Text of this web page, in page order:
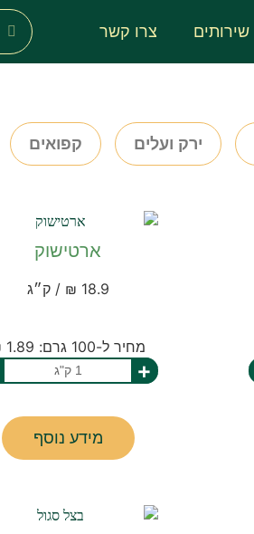
שירותים צרו קשר
ירק ועלים קפואים
ארטישוק
18.9 ₪ / ק״ג
מחיר ל-100 גרם: 1.89 ₪
+
מידע נוסף